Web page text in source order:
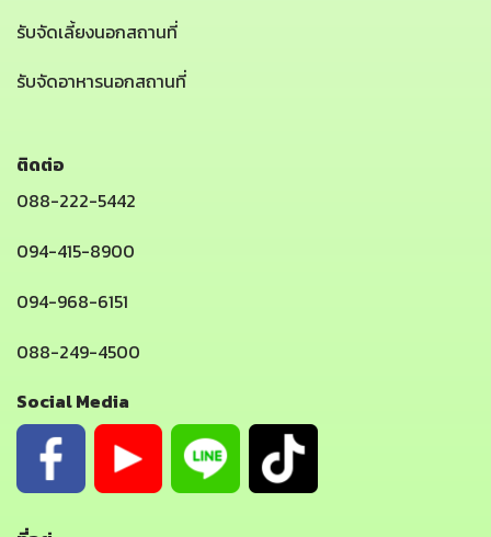
รับจัดเลี้ยงนอกสถานที่
รับจัดอาหารนอกสถานที่
ติดต่อ
088-222-5442
094-415-8900
094-968-6151
088-249-4500
Social Media